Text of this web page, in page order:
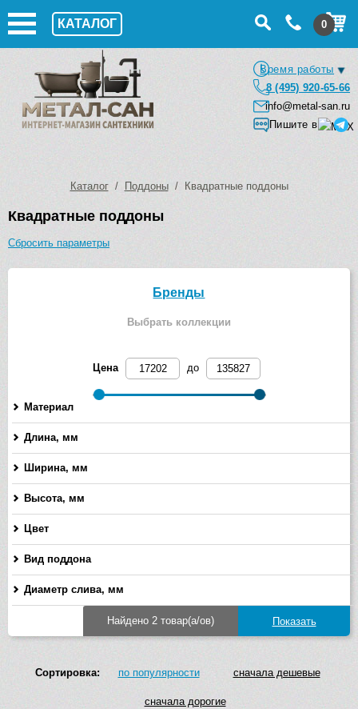
КАТАЛОГ 0
Время работы
8 (495) 920-65-66
info@metal-san.ru
Пишите в
Каталог/ Поддоны/ Квадратные поддоны
Квадратные поддоны
Сбросить параметры
Бренды
Выбрать коллекции
Цена до
Материал
Длина, мм
Ширина, мм
Высота, мм
Цвет
Вид поддона
Диаметр слива, мм
Найдено 2 товар(а/ов)
Сортировка: по популярности сначала дешевые
сначала дорогие